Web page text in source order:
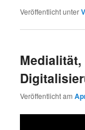
Veröffentlicht unter
Veröffentlicht am